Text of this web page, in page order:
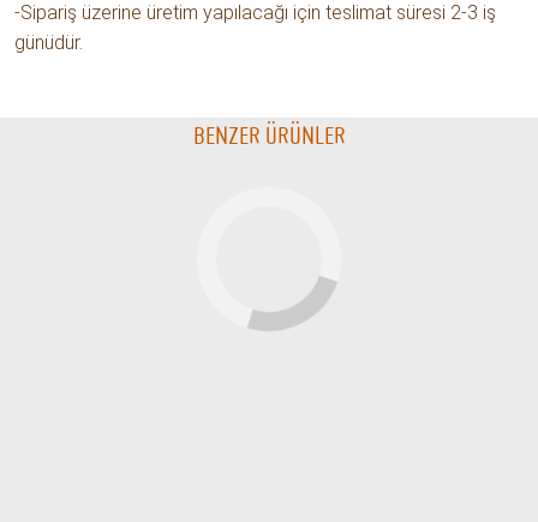
-Sipariş üzerine üretim yapılacağı için teslimat süresi 2-3 iş
günüdür.
BENZER ÜRÜNLER